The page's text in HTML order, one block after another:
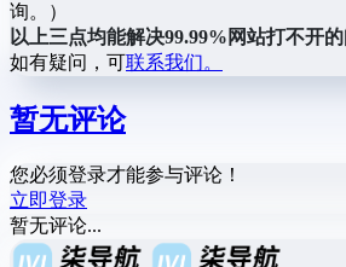
询。）
以上三点均能解决99.99%网站打不开
如有疑问，可联系我们。
暂无评论
您必须登录才能参与评论！
立即登录
暂无评论...